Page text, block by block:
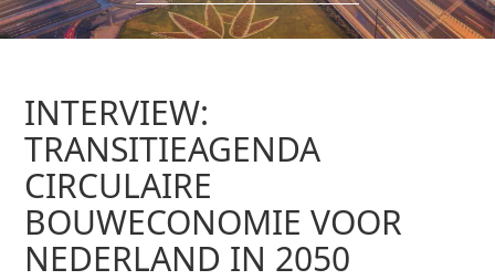
INTERVIEW:
TRANSITIEAGENDA
CIRCULAIRE
BOUWECONOMIE VOOR
NEDERLAND IN 2050